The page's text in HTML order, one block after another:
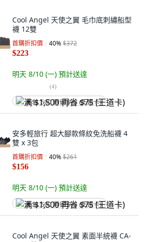
Cool Angel 天使之翼 毛巾底刺繡船型
襪 12雙
首購折扣價 40%$372
$223
明天 8/10 (一) 預計送達
(4)
满 $1,500 再省 $75 (王道卡)
安多輕旅行 超大腳款條紋免洗船襪 4
雙 x 3包
首購折扣價 40%$261
$156
明天 8/10 (一) 預計送達
满 $1,500 再省 $75 (王道卡)
Cool Angel 天使之翼 素面半統襪 CA-